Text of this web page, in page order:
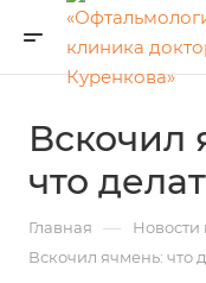
Вскочил
что
Главная — Новости
Вскочил ячмень: что